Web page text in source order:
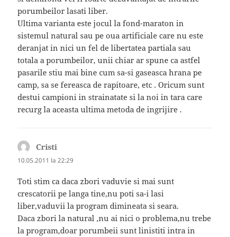
porumbeilor lasati liber.
Ultima varianta este jocul la fond-maraton in
sistemul natural sau pe oua artificiale care nu este
deranjat in nici un fel de libertatea partiala sau
totala a porumbeilor, unii chiar ar spune ca astfel
pasarile stiu mai bine cum sa-si gaseasca hrana pe
camp, sa se fereasca de rapitoare, etc . Oricum sunt
destui campioni in strainatate si la noi in tara care
recurg la aceasta ultima metoda de ingrijire .
Cristi
10.05.2011 la 22:29
Toti stim ca daca zbori vaduvie si mai sunt
crescatorii pe langa tine,nu poti sa-i lasi
liber,vaduvii la program dimineata si seara.
Daca zbori la natural ,nu ai nici o problema,nu trebe
la program,doar porumbeii sunt linistiti intra in